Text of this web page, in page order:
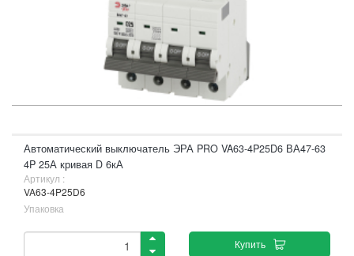
Автоматический выключатель ЭРА PRO VA63-4P25D6 ВА47-63
4P 25А кривая D 6кА
Артикул :
VA63-4P25D6
Упаковка
Купить